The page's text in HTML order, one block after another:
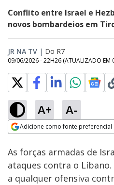
Conflito entre Israel e
novos bombardeios em
JR NA TV | Do R7
09/06/2026 - 22H26 (ATUALIZADO EM
A+ A-
Adicione como fonte preferencial
Ativar
As forças armadas de
ataques contra o Líbano.
a qualquer ofensiva